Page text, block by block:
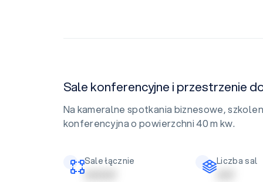
Sale konferencyjne i przestrzenie
Na kameralne spotkania biznesowe,
konferencyjna o powierzchni 40 m kw.
Sale łącznie
| | | | | | | | |
Liczba sal